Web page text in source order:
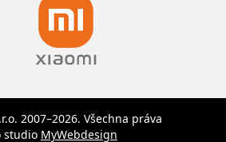
2007–2026. Všechna práva
studio MyWebdesign